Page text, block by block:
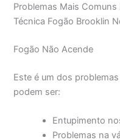
Problemas Mais
Técnica Fogão Brooklin
Fogão Não Acende
Este é um dos
podem ser:
Entupimento
Problemas na